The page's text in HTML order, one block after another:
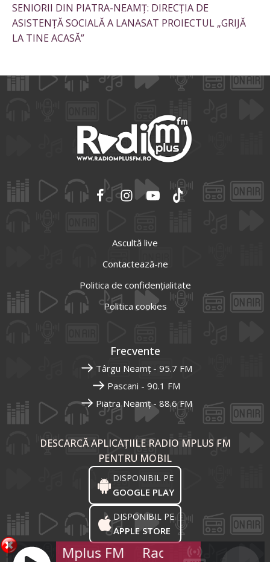
SENIORII DIN PIATRA-NEAMȚ: DIRECȚIA DE
ASISTENȚĂ SOCIALĂ A LANASAT PROIECTUL „GRIJĂ
LA TINE ACASĂ”
Ascultă live
Contactează-ne
Politica de confidențialitate
Politica cookies
Frecvente
Târgu Neamț - 95.7 FM
Pascani - 90.1 FM
Piatra Neamț - 88.6 FM
DESCARCĂ APLICAȚIILE RADIO MPLUS FM
PENTRU MOBIL
DISPONIBIL PE
GOOGLE PLAY
DISPONIBIL PE
APPLE STORE
Radio Mplus FM Radio Mplus FM